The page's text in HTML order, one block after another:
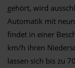
gehört, wird
Automatik mit
findet in einer
km/h ihren
lassen sich bis zu